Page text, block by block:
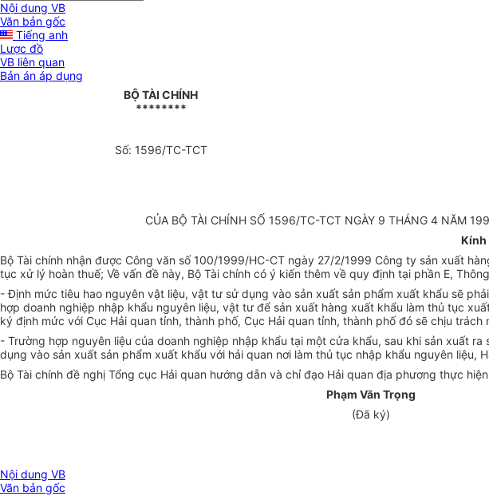
Nội dung VB
Văn bản gốc
Tiếng anh
Lược đồ
VB liên quan
Bản án áp dụng
BỘ TÀI CHÍNH
********
Số: 1596/TC-TCT
CỦA BỘ TÀI CHÍNH SỐ 1596/TC-TCT NGÀY 9 THÁNG 4 NĂM
Kính
Bộ Tài chính nhận được Công văn số 100/1999/HC-CT ngày 27/2/1999 Công ty sản xuất
tục xử lý hoàn thuế; Về vấn đề này, Bộ Tài chính có ý kiến thêm về quy định tại phần E,
- Định mức tiêu hao nguyên vật liệu, vật tư sử dụng vào sản xuất sản phẩm xuất khẩu sẽ
hợp doanh nghiệp nhập khẩu nguyên liệu, vật tư để sản xuất hàng xuất khẩu làm thủ tục
ký định mức với Cục Hải quan tỉnh, thành phố, Cục Hải quan tỉnh, thành phố đó sẽ chịu
- Trường hợp nguyên liệu của doanh nghiệp nhập khẩu tại một cửa khẩu, sau khi sản xuất
dụng vào sản xuất sản phẩm xuất khẩu với hải quan nơi làm thủ tục nhập khẩu nguyên
Bộ Tài chính đề nghị Tổng cục Hải quan hướng dẫn và chỉ đạo Hải quan địa phương thực
Phạm Văn Trọng
(Đã ký)
Nội dung VB
Văn bản gốc